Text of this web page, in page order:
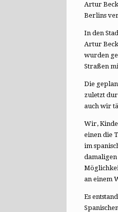
Artur
Berlins
In den
Artur
wurden
Straßen
Die
zuletzt
auch wir
Wir,
einen die
im
an einem
Es